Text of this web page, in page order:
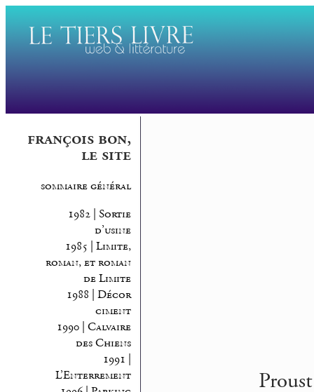
françois bon,
le site
sommaire général
1982 | Sortie
d’usine
1985 | Limite,
roman, et roman
de Limite
1988 | Décor
ciment
1990 | Calvaire
des Chiens
1991 |
L’Enterrement